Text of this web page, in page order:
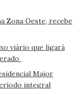
Zona Oeste, recebe
viário que ligará
Major
integral